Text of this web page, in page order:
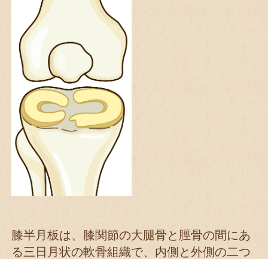
膝半月板は、膝関節の大腿骨と脛骨の間にあ
る三日月状の軟骨組織で、内側と外側の二つ